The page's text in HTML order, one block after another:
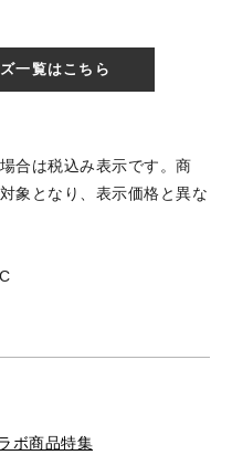
一覧はこちら
合は税込み表示です。商
象となり、表示価格と異な
ボ商品特集